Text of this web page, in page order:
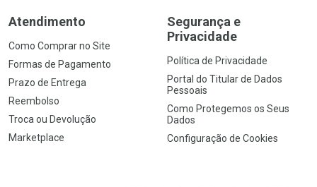
Atendimento
Como Comprar no Site
Formas de Pagamento
Prazo de Entrega
Reembolso
Troca ou Devolução
Marketplace
Segurança e
Privacidade
Política de Privacidade
Portal do Titular de Dados
Pessoais
Como Protegemos os Seus
Dados
Configuração de Cookies